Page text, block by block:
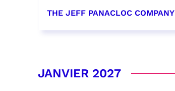
THE JEFF PANACLOC COMPANY
JANVIER 2027